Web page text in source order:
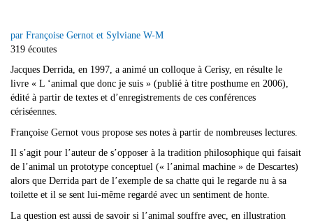
par Françoise Gernot et Sylviane W-M
319 écoutes
Jacques Derrida, en 1997, a animé un colloque à Cerisy, en résulte le
livre « L ‘animal que donc je suis » (publié à titre posthume en 2006),
édité à partir de textes et d’enregistrements de ces conférences
cériséennes.
Françoise Gernot vous propose ses notes à partir de nombreuses lectures.
Il s’agit pour l’auteur de s’opposer à la tradition philosophique qui faisait
de l’animal un prototype conceptuel (« l’animal machine » de Descartes)
alors que Derrida part de l’exemple de sa chatte qui le regarde nu à sa
toilette et il se sent lui-même regardé avec un sentiment de honte.
La question est aussi de savoir si l’animal souffre avec, en illustration